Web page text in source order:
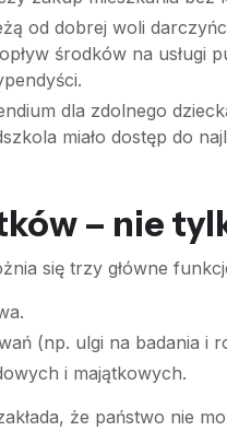
od dobrej woli
środków na
dla zdolnego
miało dostęp do
– nie
się trzy główne
(np. ulgi na badania i
i majątkowych.
że państwo nie